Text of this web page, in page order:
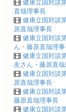
直哉理事長
健康立国対談
原直哉理事長
健康立国対談
ん・藤原直哉理
健康立国対談
友さん・藤原直
健康立国対談
原直哉理事長
健康立国対談
藤原直哉理事長
健康立国対談